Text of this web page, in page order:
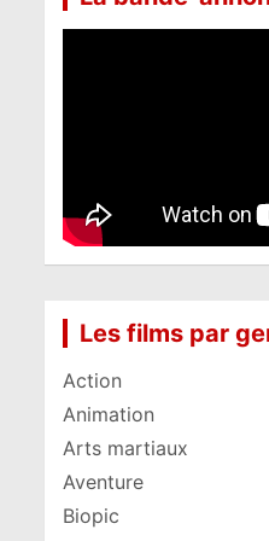
Les films par
Action
Animation
Arts martiaux
Aventure
Biopic